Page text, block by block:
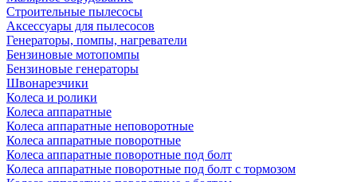
Строительные пылесосы
Аксессуары для пылесосов
Генераторы, помпы, нагреватели
Бензиновые мотопомпы
Бензиновые генераторы
Швонарезчики
Колеса и ролики
Колеса аппаратные
Колеса аппаратные неповоротные
Колеса аппаратные поворотные
Колеса аппаратные поворотные под болт
Колеса аппаратные поворотные под болт с тормозом